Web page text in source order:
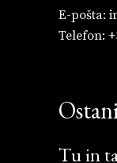
E-pošta:
Telefon:
Tu in